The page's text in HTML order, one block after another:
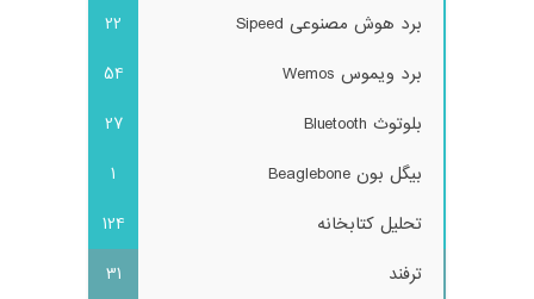
برد هوش مصنوعی Sipeed
22
برد ویموس Wemos
54
بلوتوث Bluetooth
27
بیگل بون Beaglebone
1
تحلیل کتابخانه
124
ترفند
31